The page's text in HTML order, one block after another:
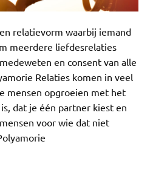
relatievorm waarbij iemand
meerdere liefdesrelaties
en consent van alle
Relaties komen in veel
mensen opgroeien met het
dat je één partner kiest en
voor wie dat niet